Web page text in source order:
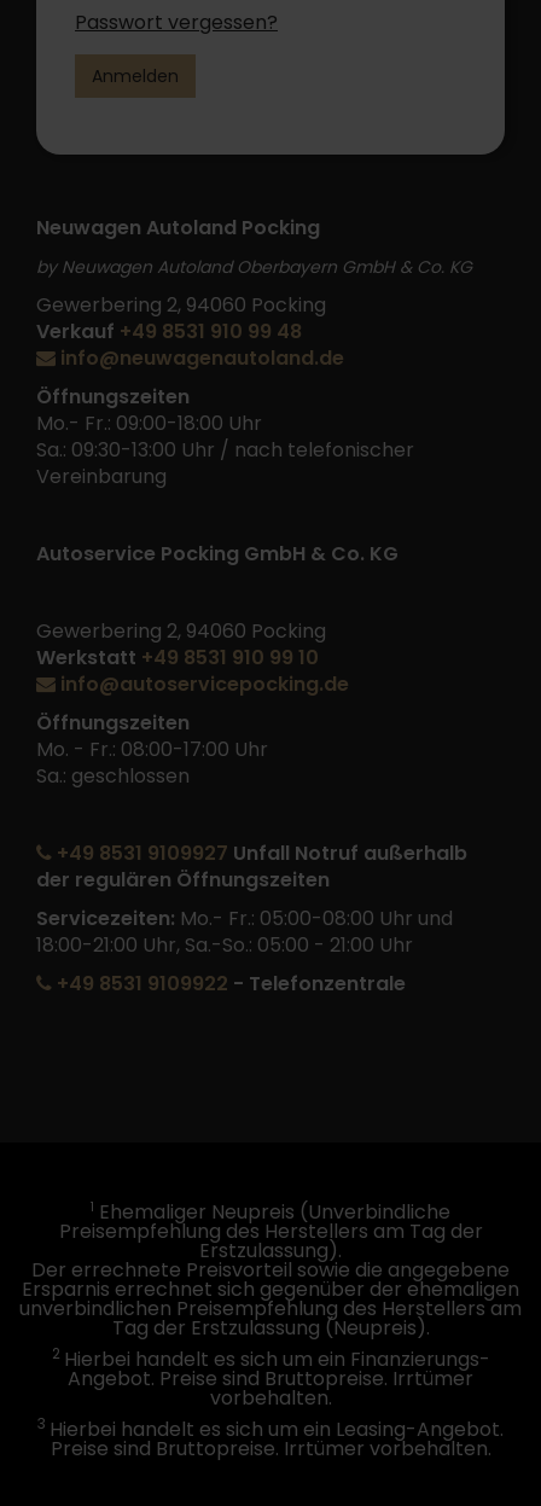
Passwort vergessen?
Anmelden
Neuwagen Autoland Pocking
by Neuwagen Autoland Oberbayern GmbH & Co. KG
Gewerbering 2, 94060 Pocking
Verkauf +49 8531 910 99 48
info@neuwagenautoland.de
Öffnungszeiten
Mo.- Fr.: 09:00-18:00 Uhr
Sa.: 09:30-13:00 Uhr / nach telefonischer
Vereinbarung
Autoservice Pocking GmbH & Co. KG
Gewerbering 2, 94060 Pocking
Werkstatt +49 8531 910 99 10
info@autoservicepocking.de
Öffnungszeiten
Mo. - Fr.: 08:00-17:00 Uhr
Sa.: geschlossen
+49 8531 9109927 Unfall Notruf außerhalb
der regulären Öffnungszeiten
Servicezeiten: Mo.- Fr.: 05:00-08:00 Uhr und
18:00-21:00 Uhr, Sa.-So.: 05:00 - 21:00 Uhr
+49 8531 9109922 - Telefonzentrale
1 Ehemaliger Neupreis (Unverbindliche
Preisempfehlung des Herstellers am Tag der
Erstzulassung).
Der errechnete Preisvorteil sowie die angegebene
Ersparnis errechnet sich gegenüber der ehemaligen
unverbindlichen Preisempfehlung des Herstellers am
Tag der Erstzulassung (Neupreis).
2 Hierbei handelt es sich um ein Finanzierungs-
Angebot. Preise sind Bruttopreise. Irrtümer
vorbehalten.
3 Hierbei handelt es sich um ein Leasing-Angebot.
Preise sind Bruttopreise. Irrtümer vorbehalten.